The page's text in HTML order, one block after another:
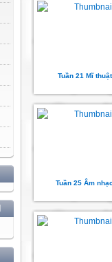
Tuần 21 Mĩ
Tuần 25 Âm